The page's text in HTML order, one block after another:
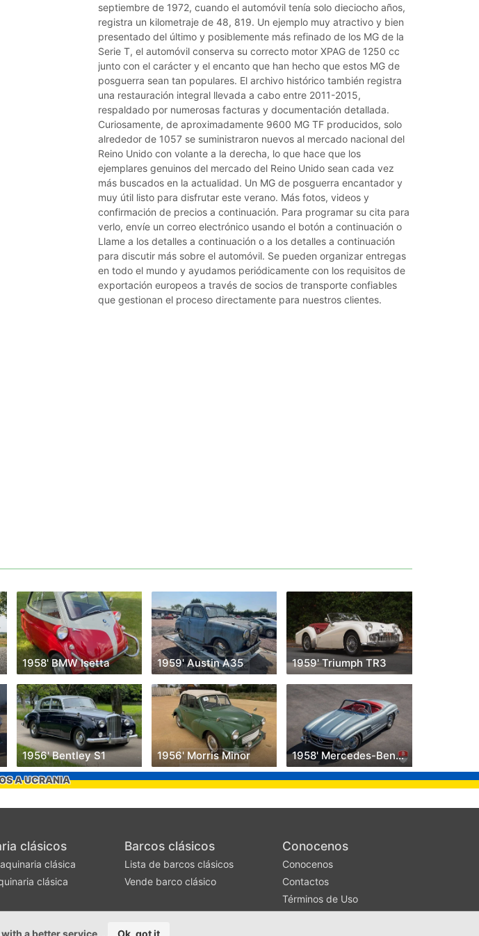
septiembre de 1972, cuando el automóvil tenía solo dieciocho años,
registra un kilometraje de 48, 819. Un ejemplo muy atractivo y bien
presentado del último y posiblemente más refinado de los MG de la
Serie T, el automóvil conserva su correcto motor XPAG de 1250 cc
junto con el carácter y el encanto que han hecho que estos MG de
posguerra sean tan populares. El archivo histórico también registra
una restauración integral llevada a cabo entre 2011-2015,
respaldado por numerosas facturas y documentación detallada.
Curiosamente, de aproximadamente 9600 MG TF producidos, solo
alrededor de 1057 se suministraron nuevos al mercado nacional del
Reino Unido con volante a la derecha, lo que hace que los
ejemplares genuinos del mercado del Reino Unido sean cada vez
más buscados en la actualidad. Un MG de posguerra encantador y
muy útil listo para disfrutar este verano. Más fotos, videos y
confirmación de precios a continuación. Para programar su cita para
verlo, envíe un correo electrónico usando el botón a continuación o
Llame a los detalles a continuación o a los detalles a continuación
para discutir más sobre el automóvil. Se pueden organizar entregas
en todo el mundo y ayudamos periódicamente con los requisitos de
exportación europeos a través de socios de transporte confiables
que gestionan el proceso directamente para nuestros clientes.
1958' BMW Isetta 1959' Austin A35 1959' Triumph TR3
1956' Bentley S1 1956' Morris Minor 1958' Mercedes-Benz 300SL
A UCRANIA
clásicos
clásica
clásica
Barcos clásicos
Lista de barcos clásicos
Vende barco clásico
Conocenos
Conocenos
Contactos
Términos de Uso
a better service Ok, got it